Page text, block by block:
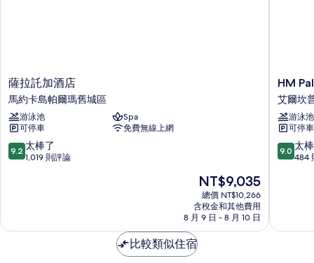
薩
拉
託
加
酒
店
馬
瑪
薩拉託加酒店
馬約卡島帕爾瑪舊城區
游泳池
Spa
可停車
免費無線上網
9.2
分，
棒
9.2 太棒了
1,019 則評論
現
在
價
格
為
NT$9,035
總價 NT$10,266
含稅金和其他費用
8 月 9 日 - 8 月 10 日
HM
Palma
Blanc
飯
店
艾
爾
塔
HM
艾爾坎
游泳池
可停車
9.0
分，
棒
9.0 太
484
比較類似住宿